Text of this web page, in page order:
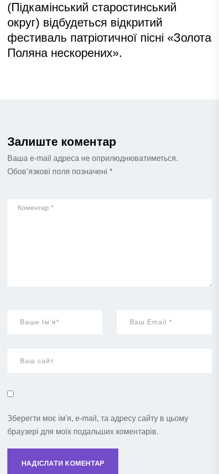
(Підкамінський старостинський
округ) відбудеться відкритий
фестиваль патріотичної пісні «Золота
Поляна нескорених».
Залиште коментар
Ваша e-mail адреса не оприлюднюватиметься.
Обов’язкові поля позначені *
Зберегти моє ім'я, e-mail, та адресу сайту в цьому
браузері для моїх подальших коментарів.